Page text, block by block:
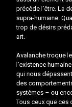
précède l’être. La
supra-humaine.
trop de désirs
art.
Avalanche troque
l’existence
qui nous
des
systèmes – ou
Tous ceux que